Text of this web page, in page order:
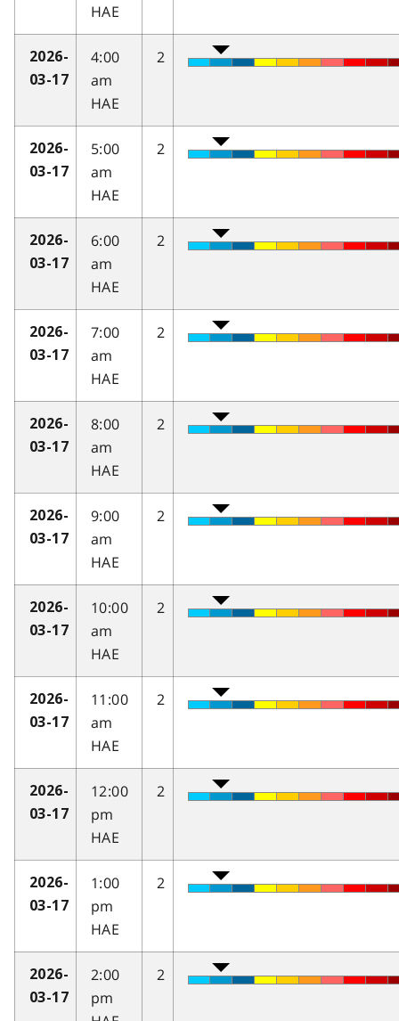
HAE
2026-
03-17
4:00
am
HAE
2
2026-
03-17
5:00
am
HAE
2
2026-
03-17
6:00
am
HAE
2
2026-
03-17
7:00
am
HAE
2
2026-
03-17
8:00
am
HAE
2
2026-
03-17
9:00
am
HAE
2
2026-
03-17
10:00
am
HAE
2
2026-
03-17
11:00
am
HAE
2
2026-
03-17
12:00
pm
HAE
2
2026-
03-17
1:00
pm
HAE
2
2026-
03-17
2:00
pm
2